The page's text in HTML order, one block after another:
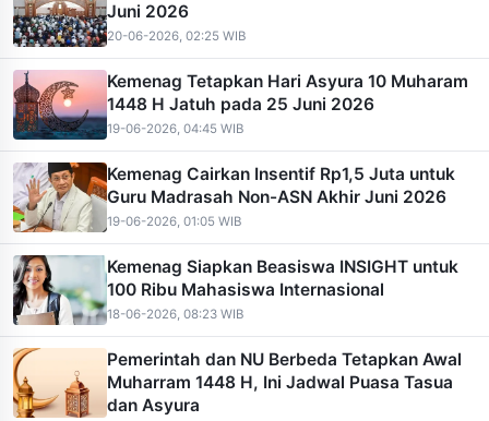
Juni 2026
20-06-2026, 02:25 WIB
Kemenag Tetapkan Hari Asyura 10 Muharam
1448 H Jatuh pada 25 Juni 2026
19-06-2026, 04:45 WIB
Kemenag Cairkan Insentif Rp1,5 Juta untuk
Guru Madrasah Non-ASN Akhir Juni 2026
19-06-2026, 01:05 WIB
Kemenag Siapkan Beasiswa INSIGHT untuk
100 Ribu Mahasiswa Internasional
18-06-2026, 08:23 WIB
Pemerintah dan NU Berbeda Tetapkan Awal
Muharram 1448 H, Ini Jadwal Puasa Tasua
dan Asyura